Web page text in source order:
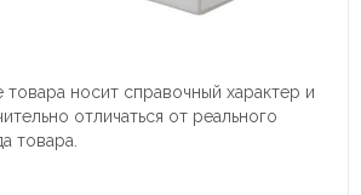
носит справочный характер и
отличаться от реального
товара.